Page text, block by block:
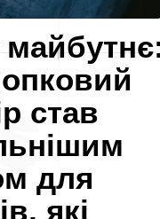
став
для
які